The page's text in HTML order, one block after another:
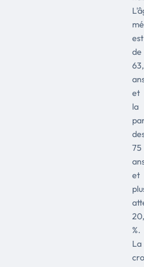
est
de
et
la
75
et
%.
La